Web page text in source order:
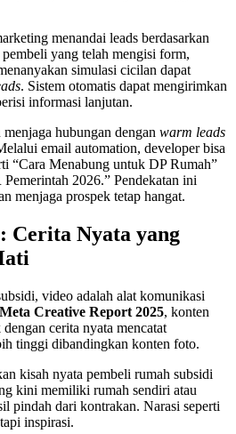
menandai leads berdasarkan
yang telah mengisi form,
simulasi cicilan dapat
. Sistem otomatis dapat mengirimkan
informasi lanjutan.
hubungan dengan warm leads
email automation, developer bisa
“Cara Menabung untuk DP Rumah”
2026.” Pendekatan ini
menjaga prospek tetap hangat.
Cerita Nyata yang
video adalah alat komunikasi
Meta Creative Report 2025, konten
cerita nyata mencatat
tinggi dibandingkan konten foto.
kisah nyata pembeli rumah subsidi
kini memiliki rumah sendiri atau
pindah dari kontrakan. Narasi seperti
inspirasi.